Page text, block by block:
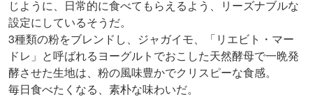
じように、日常的に食べてもらえるよう、リーズナブルな
設定にしているそうだ。
3種類の粉をブレンドし、ジャガイモ、「リエビト・マー
ドレ」と呼ばれるヨーグルトでおこした天然酵母で一晩発
酵させた生地は、粉の風味豊かでクリスピーな食感。
毎日食べたくなる、素朴な味わいだ。